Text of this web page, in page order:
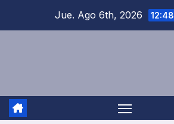
Jue. Ago 6th, 2026